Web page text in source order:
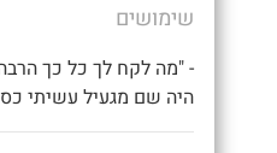
שימושים
- "מה לקח לך כל כך
היה שם מגעיל עשיתי